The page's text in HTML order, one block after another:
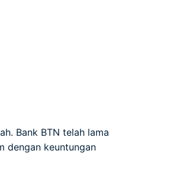
Bank BTN telah lama
dengan keuntungan